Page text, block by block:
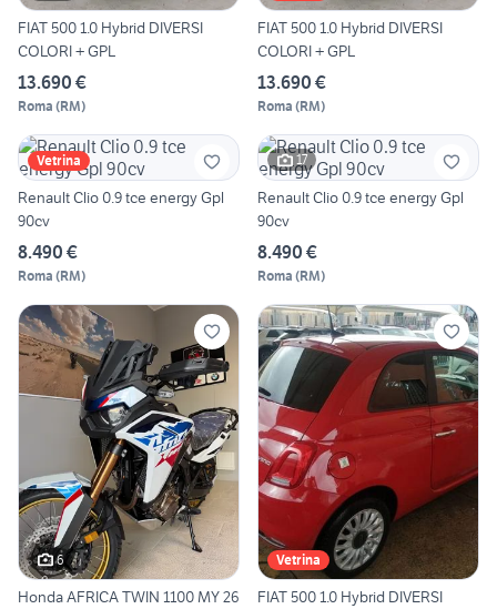
FIAT 500 1.0 Hybrid DIVERSI
COLORI + GPL
13.690 €
Roma (RM)
FIAT 500 1.0 Hybrid DIVERSI
COLORI + GPL
13.690 €
Roma (RM)
Vetrina
Renault Clio 0.9 tce energy Gpl
90cv
8.490 €
Roma (RM)
17
Renault Clio 0.9 tce energy Gpl
90cv
8.490 €
Roma (RM)
6
Honda AFRICA TWIN 1100 MY 26
Vetrina
FIAT 500 1.0 Hybrid DIVERSI